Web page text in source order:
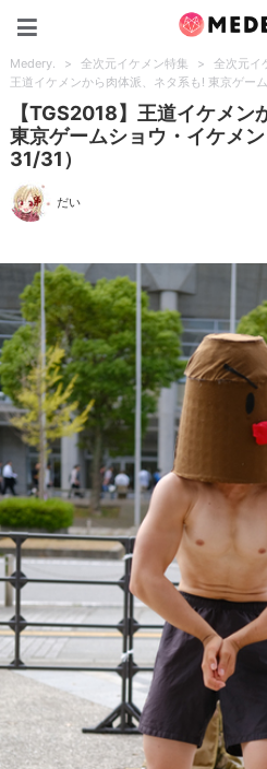
Medery. > 全次元イケメン特集 > 全次元イ
王道イケメンから肉体派、ネタ系も! 東京ゲー
【TGS2018】王道イケメン
東京ゲームショウ・イケメ
31/31）
だい